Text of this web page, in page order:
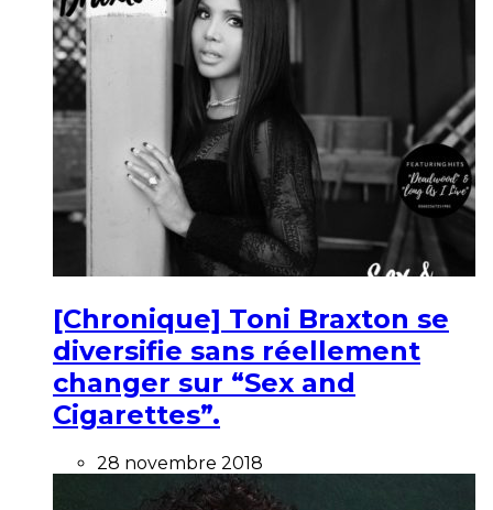
[Chronique] Toni Braxton se
diversifie sans réellement
changer sur “Sex and
Cigarettes”.
28 novembre 2018